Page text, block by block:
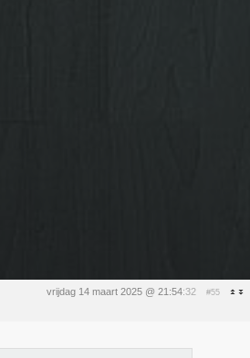
vrijdag 14 maart 2025 @ 21:54:32 #55